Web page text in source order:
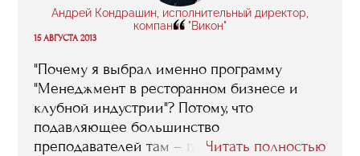
Андрей Кондрашин, исполнительный директор,
компания "Викон"
“
15 АВГУСТА 2013
"Почему я выбрал именно программу
"Менеджмент в ресторанном бизнесе и
клубной индустрии"? Потому, что
подавляющее большинство
преподавателей там – практики, люди,
Читать полностью